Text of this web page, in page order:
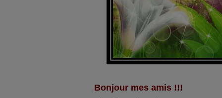
Bonjour mes amis !!!